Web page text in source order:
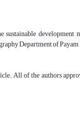
Department of
All of the authors